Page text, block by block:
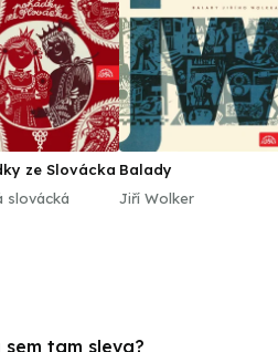
ze Slovácka
slovácká
Balady
Jiří Wolker
tam sleva?